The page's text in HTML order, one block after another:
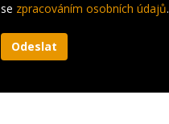
se zpracováním osobních údajů.